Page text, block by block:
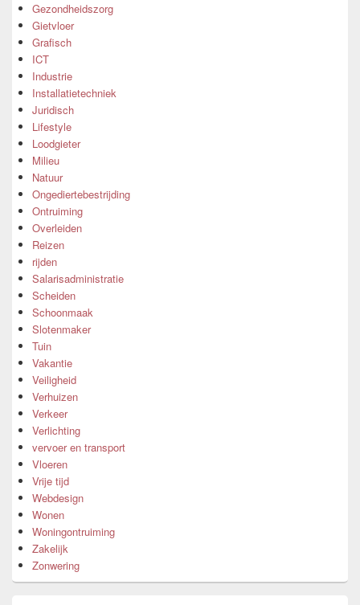
Gezondheidszorg
Gietvloer
Grafisch
ICT
Industrie
Installatietechniek
Juridisch
Lifestyle
Loodgieter
Milieu
Natuur
Ongediertebestrijding
Ontruiming
Overleiden
Reizen
rijden
Salarisadministratie
Scheiden
Schoonmaak
Slotenmaker
Tuin
Vakantie
Veiligheid
Verhuizen
Verkeer
Verlichting
vervoer en transport
Vloeren
Vrije tijd
Webdesign
Wonen
Woningontruiming
Zakelijk
Zonwering